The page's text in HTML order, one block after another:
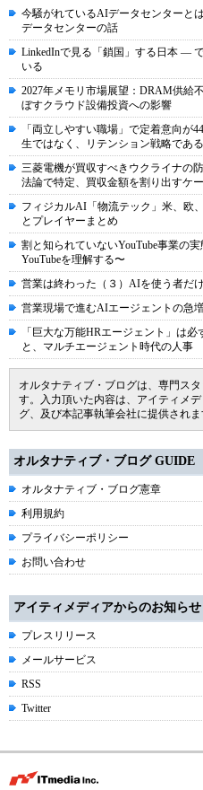
今騒がれているAIデータセンターと
データセンターの話
LinkedInで見る「鎖国」する日本 ―
いる
2027年メモリ市場展望：DRAM供給
ぼすクラウド設備投資への影響
「両立しやすい職場」で定着意向が
生ではなく、リテンション戦略である
三菱電機が買収すべきウクライナの
法論で特定、買収金額を割り出すケ
フィジカルAI「物流テック」米、欧
とプレイヤーまとめ
割と知られていないYouTube事業の
YouTubeを理解する〜
営業は終わった（３）AIを使う者だ
営業現場で進むAIエージェントの急
「巨大な万能HRエージェント」は必
と、マルチエージェント時代の人事
オルタナティブ・ブログは、専門ス
す。入力頂いた内容は、アイティメ
グ、及び本記事執筆会社に提供されま
オルタナティブ・ブログ GUIDE
オルタナティブ・ブログ憲章
利用規約
プライバシーポリシー
お問い合わせ
アイティメディアからのお知らせ
プレスリリース
メールサービス
RSS
Twitter